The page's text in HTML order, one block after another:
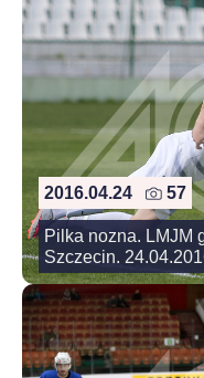
2016.04.24 57
Pilka nozna. LMJM
Szczecin.